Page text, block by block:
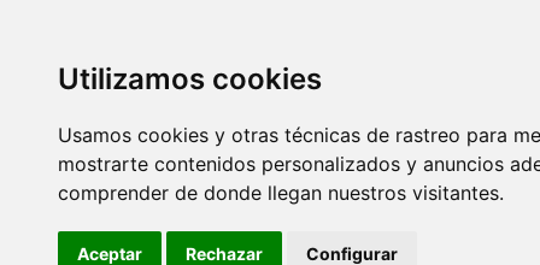
Utilizamos cookies
Usamos cookies y otras técnicas de rastreo para
mostrarte contenidos personalizados y anuncios
comprender de donde llegan nuestros visitantes.
Aceptar Rechazar Configurar